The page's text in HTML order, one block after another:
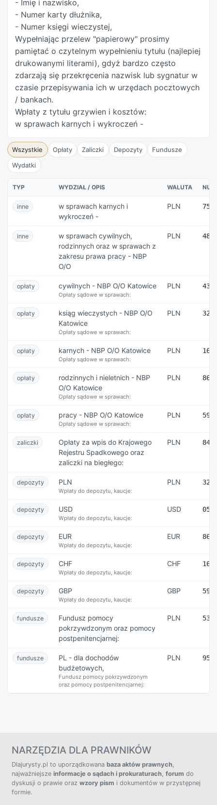
- Imię i nazwisko,
- Numer karty dłużnika,
- Numer księgi wieczystej,
Wypełniając przelew "papierowy" prosimy
pamiętać o czytelnym wypełnieniu tytułu (najlepiej
drukowanymi literami), gdyż bardzo często
zdarzają się przekręcenia nazwisk lub sygnatur w
czasie przepisywania ich w urzędach pocztowych
/ bankach.
Wpłaty z tytułu grzywien i kosztów:
w sprawach karnych i wykroczeń -
Wszystkie Opłaty Zaliczki Depozyty
Fundusze
Wydatki
TYP WYDZIAŁ / OPIS WALUTA
inne
w sprawach karnych i
wykroczeń -
PLN 75
inne
w sprawach cywilnych,
rodzinnych oraz w sprawach z
zakresu prawa pracy - NBP
O/O
PLN 48
opłaty cywilnych - NBP O/O Katowice
Opłaty sądowe w sprawach:
PLN 43
opłaty
ksiąg wieczystych - NBP O/O
Katowice
Opłaty sądowe w sprawach:
PLN 32
opłaty karnych - NBP O/O Katowice
Opłaty sądowe w sprawach:
PLN 16
opłaty
rodzinnych i nieletnich - NBP
O/O Katowice
Opłaty sądowe w sprawach:
PLN 86
opłaty pracy - NBP O/O Katowice
Opłaty sądowe w sprawach:
PLN 59
zaliczki
Opłaty za wpis do Krajowego
Rejestru Spadkowego oraz
zaliczki na biegłego:
PLN 84
depozyty PLN
Wpłaty do depozytu, kaucje:
PLN 32
depozyty USD
Wpłaty do depozytu, kaucje:
USD 05
depozyty EUR
Wpłaty do depozytu, kaucje:
EUR 86
depozyty CHF
Wpłaty do depozytu, kaucje:
CHF 16
depozyty GBP
Wpłaty do depozytu, kaucje:
GBP 59
fundusze
Fundusz pomocy
pokrzywdzonym oraz pomocy
postpenitencjarnej:
PLN 53
fundusze
PL - dla dochodów
budżetowych,
Fundusz pomocy pokrzywdzonym
oraz pomocy postpenitencjarnej:
PLN 95
NARZĘDZIA DLA PRAWNIKÓW
Dlajurysty.pl to uporządkowana baza aktów prawnych,
najważniejsze informacje o sądach i prokuraturach, forum do
dyskusji o prawie oraz wzory pism i dokumentów w przystępnej
formie.